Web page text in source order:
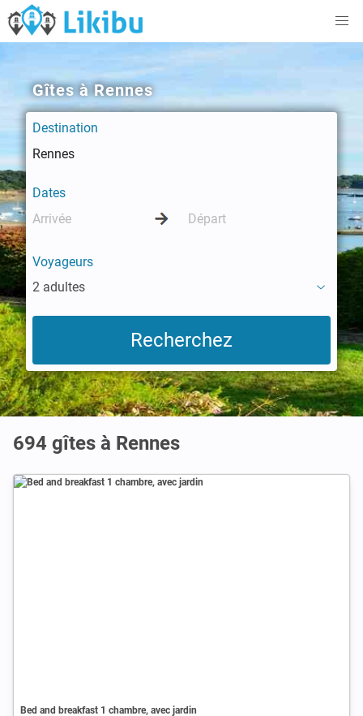
Gîtes à Rennes
Destination
Dates
Voyageurs
2 adultes
694 gîtes à Rennes
Bed and breakfast 1 chambre, avec jardin